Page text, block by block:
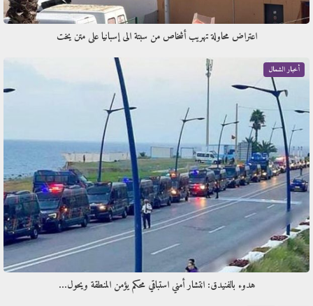
اعتراض محاولة تهريب أشخاص من سبتة الى إسبانيا على متن يخت
أخبار الشمال
هدوء بالفنيدق: انتشار أمني استباقي محكم يؤمن المنطقة ويحول…